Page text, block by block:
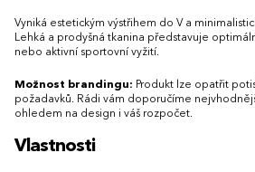
Vyniká estetickým výstřihem do V a
Lehká a prodyšná tkanina představuje
nebo aktivní sportovní vyžití.
Možnost brandingu: Produkt lze opatřit
požadavků. Rádi vám doporučíme
ohledem na design i váš rozpočet.
Vlastnosti